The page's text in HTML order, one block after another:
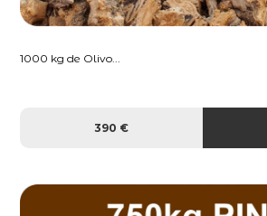
1000 kg de Olivo...
390 €